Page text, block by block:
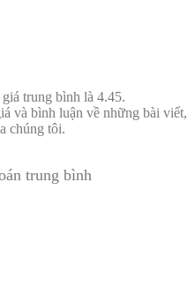
trung bình là 4.45.
và bình luận về những bài viết,
chúng tôi.
trung bình